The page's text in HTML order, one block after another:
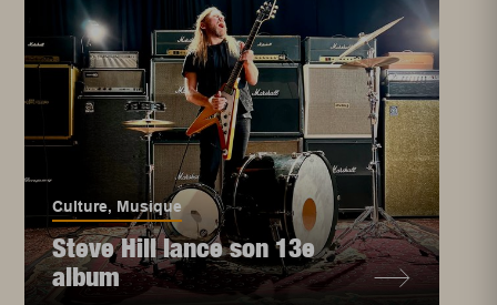
Culture, Musique
Steve Hill lance son 13e
album